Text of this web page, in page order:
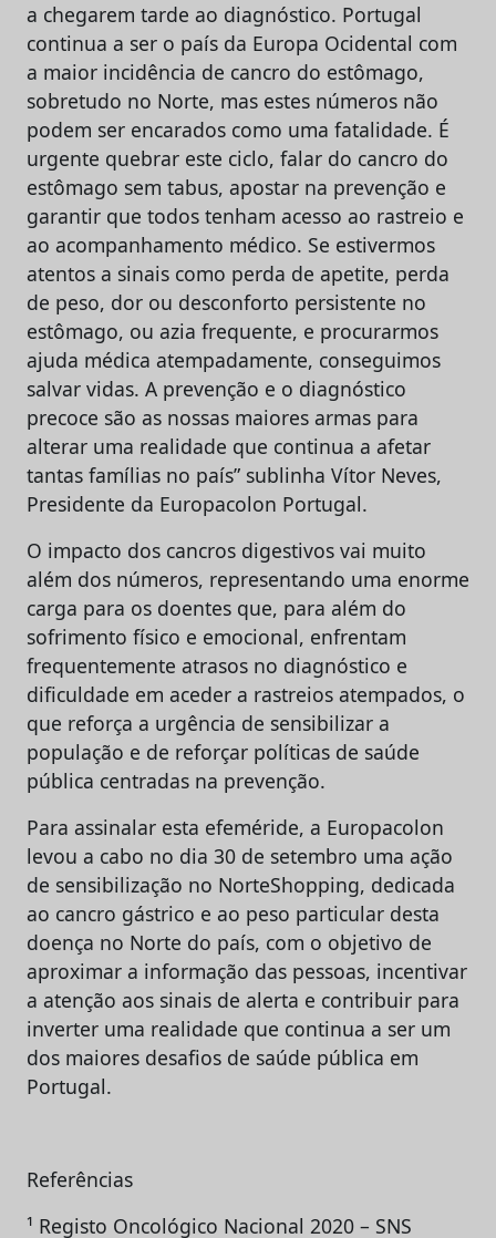
a chegarem tarde ao diagnóstico. Portugal
continua a ser o país da Europa Ocidental com
a maior incidência de cancro do estômago,
sobretudo no Norte, mas estes números não
podem ser encarados como uma fatalidade. É
urgente quebrar este ciclo, falar do cancro do
estômago sem tabus, apostar na prevenção e
garantir que todos tenham acesso ao rastreio e
ao acompanhamento médico. Se estivermos
atentos a sinais como perda de apetite, perda
de peso, dor ou desconforto persistente no
estômago, ou azia frequente, e procurarmos
ajuda médica atempadamente, conseguimos
salvar vidas. A prevenção e o diagnóstico
precoce são as nossas maiores armas para
alterar uma realidade que continua a afetar
tantas famílias no país” sublinha Vítor Neves,
Presidente da Europacolon Portugal.
O impacto dos cancros digestivos vai muito
além dos números, representando uma enorme
carga para os doentes que, para além do
sofrimento físico e emocional, enfrentam
frequentemente atrasos no diagnóstico e
dificuldade em aceder a rastreios atempados, o
que reforça a urgência de sensibilizar a
população e de reforçar políticas de saúde
pública centradas na prevenção.
Para assinalar esta efeméride, a Europacolon
levou a cabo no dia 30 de setembro uma ação
de sensibilização no NorteShopping, dedicada
ao cancro gástrico e ao peso particular desta
doença no Norte do país, com o objetivo de
aproximar a informação das pessoas, incentivar
a atenção aos sinais de alerta e contribuir para
inverter uma realidade que continua a ser um
dos maiores desafios de saúde pública em
Portugal.
Referências
¹ Registo Oncológico Nacional 2020 – SNS